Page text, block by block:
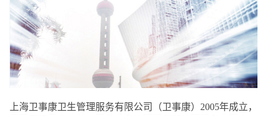
上海卫事康卫生管理服务有限公司（卫事康）2005年成立，